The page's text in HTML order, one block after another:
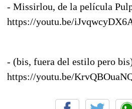
- Missirlou, de la película
https://youtu.be/
- (bis, fuera del estilo pero
https://youtu.be/